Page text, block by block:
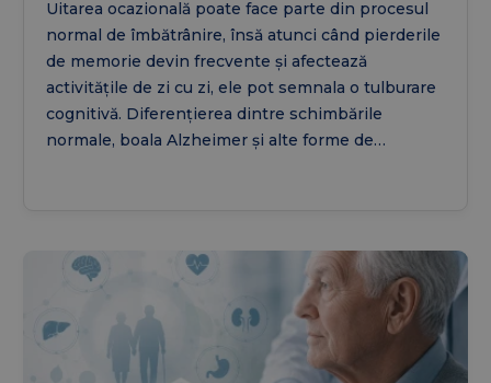
Uitarea ocazională poate face parte din procesul
normal de îmbătrânire, însă atunci când pierderile
de memorie devin frecvente și afectează
activitățile de zi cu zi, ele pot semnala o tulburare
cognitivă. Diferențierea dintre schimbările
normale, boala Alzheimer și alte forme de